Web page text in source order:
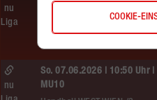
nu
Liga
So. 07.06.2026 | 10:50 Uhr |
MU10
nu
COOKIE-